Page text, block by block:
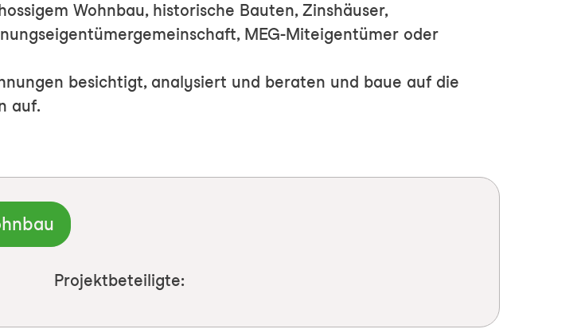
Wohnbau, historische Bauten, Zinshäuser,
MEG-Miteigentümer oder
besichtigt, analysiert und beraten und baue auf die
auf.
Projektbeteiligte: